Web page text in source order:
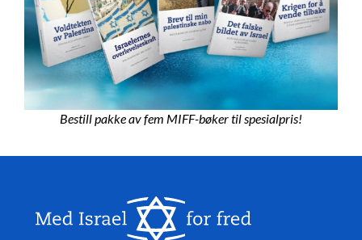
Bestill pakke av fem MIFF-bøker til spesialpris!